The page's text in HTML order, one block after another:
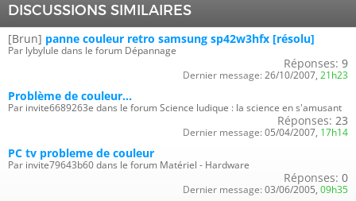
DISCUSSIONS SIMILAIRES
[Brun] panne couleur retro samsung sp42w3hfx [résolu]
Par lybylule dans le forum Dépannage
Réponses: 9
Dernier message: 26/10/2007, 21h23
Problème de couleur...
Par invite6689263e dans le forum Science ludique : la science en s'amusant
Réponses: 23
Dernier message: 05/04/2007, 17h14
PC tv probleme de couleur
Par invite79643b60 dans le forum Matériel - Hardware
Réponses: 0
Dernier message: 03/06/2005, 09h35